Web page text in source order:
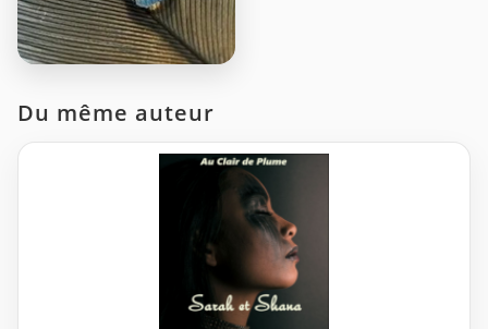
Du même auteur